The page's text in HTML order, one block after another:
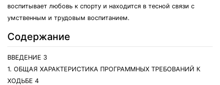
воспитывает любовь к спорту и находится в тесной связи с
умственным и трудовым воспитанием.
Содержание
ВВЕДЕНИЕ 3
1. ОБЩАЯ ХАРАКТЕРИСТИКА ПРОГРАММНЫХ ТРЕБОВАНИЙ К
ХОДЬБЕ 4